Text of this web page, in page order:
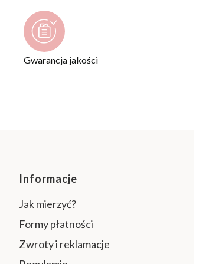
Gwarancja jakości
Informacje
Jak mierzyć?
Formy płatności
Zwroty i reklamacje